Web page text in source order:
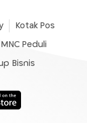
Kotak Pos
MNC Peduli
Bisnis